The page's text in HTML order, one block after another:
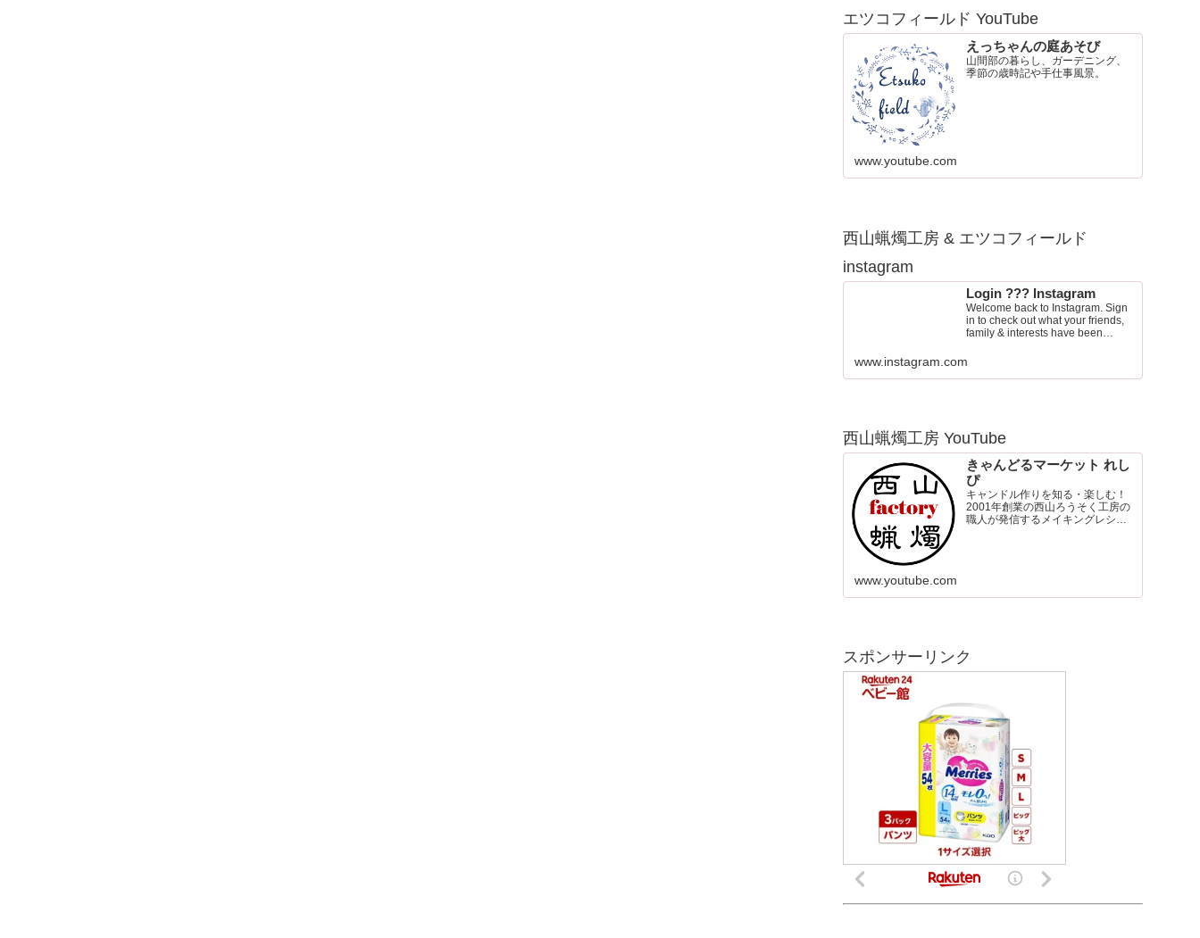
エツコフィールド YouTube
えっちゃんの庭あそび
山間部の暮らし、ガーデニング、
季節の歳時記や手仕事風景。
www.youtube.com
西山蝋燭工房 & エツコフィールド
instagram
Login ??? Instagram
Welcome back to Instagram. Sign
in to check out what your friends,
family & interests have been
www.instagram.com
西山蝋燭工房 YouTube
きゃんどるマーケット れし
ぴ
キャンドル作りを知る・楽しむ！
2001年創業の西山ろうそく工房の
職人が発信するメイキングレシピ
www.youtube.com
スポンサーリンク